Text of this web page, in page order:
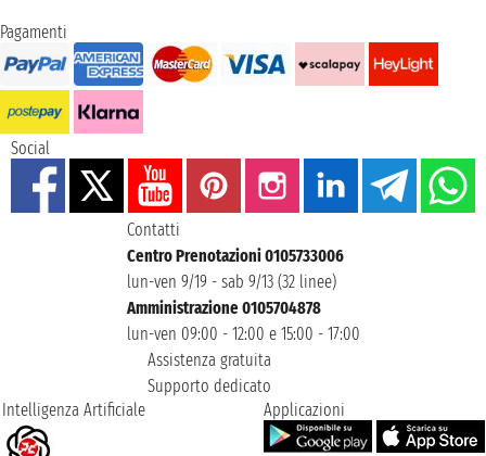
Pagamenti
Social
Contatti
Centro Prenotazioni 0105733006
lun-ven 9/19 - sab 9/13 (32 linee)
Amministrazione 0105704878
lun-ven 09:00 - 12:00 e 15:00 - 17:00
Assistenza gratuita
Supporto dedicato
Intelligenza Artificiale
Applicazioni